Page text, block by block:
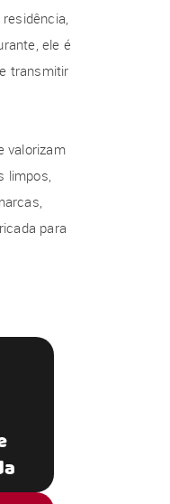
ele é
transmitir
valorizam
limpos,
para